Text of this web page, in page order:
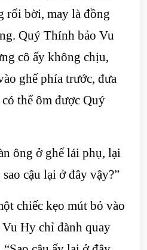
rối bời, may là đồng
Quý Thính bảo Vu
cô ấy không chịu,
ghế phía trước, đưa
thể ôm được Quý
ông ở ghế lái phụ, lại
cậu lại ở đây vậy?”
chiếc kẹo mút bỏ vào
Hy chỉ đành quay